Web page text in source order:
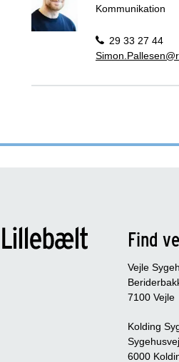
Kommunikation
29 33 27 44
Find
Vejle
7100 Vejle
Kolding
6000